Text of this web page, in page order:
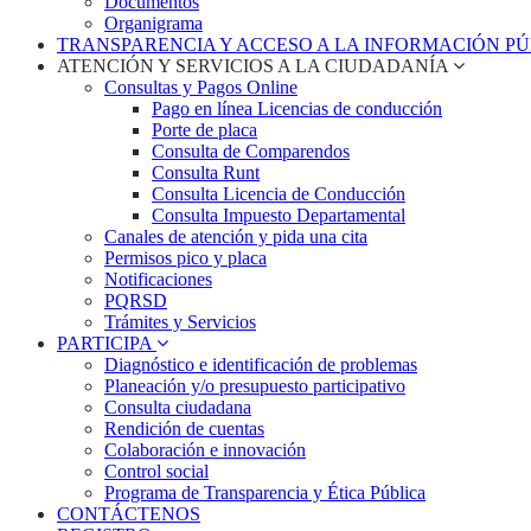
Organigrama
TRANSPARENCIA Y ACCESO A LA INFORMACIÓN
ATENCIÓN Y SERVICIOS A LA CIUDADANÍA
Consultas y Pagos Online
Pago en línea Licencias de conducción
Porte de placa
Consulta de Comparendos
Consulta Runt
Consulta Licencia de Conducción
Consulta Impuesto Departamental
Canales de atención y pida una cita
Permisos pico y placa
Notificaciones
PQRSD
Trámites y Servicios
PARTICIPA
Diagnóstico e identificación de problemas
Planeación y/o presupuesto participativo​
Consulta ciudadana
Rendición de cuentas
Colaboración e innovación
Control social
Programa de Transparencia y Ética Pública
CONTÁCTENOS